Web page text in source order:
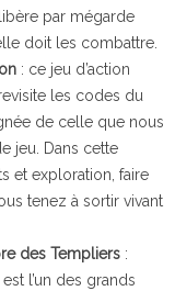
par mégarde
doit les combattre.
: ce jeu d’action
les codes du
de celle que nous
jeu. Dans cette
et exploration, faire
tenez à sortir vivant
des Templiers :
est l’un des grands